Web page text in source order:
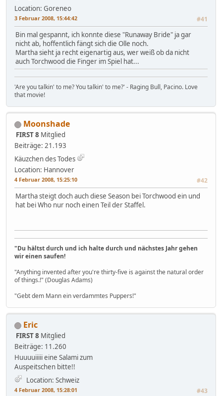
Location: Goreneo
3 Februar 2008, 15:44:42 #41
Bin mal gespannt, ich konnte diese "Runaway Bride" ja gar
nicht ab, hoffentlich fängt sich die Olle noch.
Martha sieht ja recht eigenartig aus, wer weiß ob da nicht
auch Torchwood die Finger im Spiel hat...
'Are you talkin' to me? You talkin' to me?' - Raging Bull, Pacino. Love
that movie!
Moonshade
FIRST 8 Mitglied
Beiträge: 21.193
Käuzchen des Todes
Location: Hannover
4 Februar 2008, 15:25:10 #42
Martha steigt doch auch diese Season bei Torchwood ein und
hat bei Who nur noch einen Teil der Staffel.
"Du hältst durch und ich halte durch und nächstes Jahr gehen
wir einen saufen!
"Anything invented after you're thirty-five is against the natural order
of things.!" (Douglas Adams)
"Gebt dem Mann ein verdammtes Puppers!"
Eric
FIRST 8 Mitglied
Beiträge: 11.260
Huuuuiiiii eine Salami zum
Auspeitschen bitte!!
Location: Schweiz
4 Februar 2008, 15:28:01 #43